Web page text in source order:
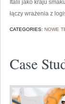
Italii jako kraju
łączy wrażenia z
CATEGORIES: NOWE
Case